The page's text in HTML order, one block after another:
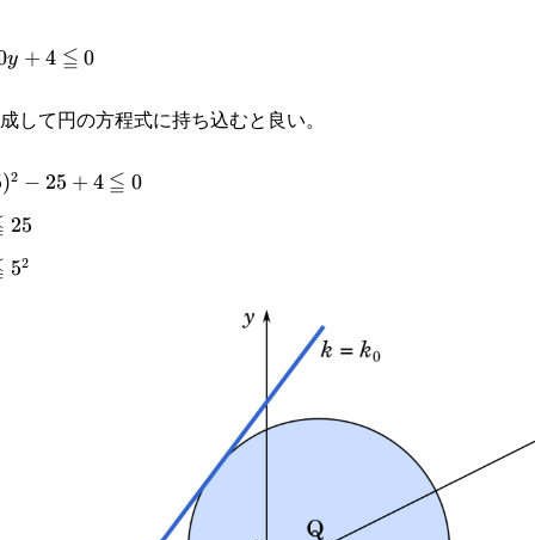
y + 4 ≦ 0
して円の方程式に持ち込むと良い。
)2 − 25 + 4 ≦ 0
25
52